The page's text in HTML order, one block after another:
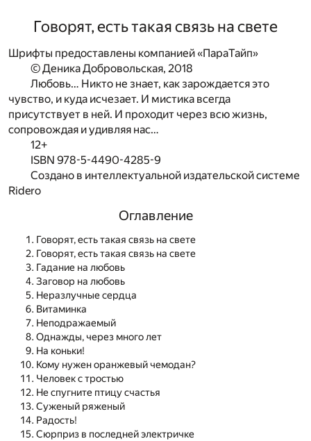
Говорят, есть такая связь на свете
Шрифты предоставлены компанией «ПараТайп»
© Деника Добровольская, 2018
Любовь… Никто не знает, как зарождается это
чувство, и куда исчезает. И мистика всегда
присутствует в ней. И проходит через всю жизнь,
сопровождая и удивляя нас…
12+
ISBN 978-5-4490-4285-9
Создано в интеллектуальной издательской системе
Ridero
Оглавление
Говорят, есть такая связь на свете
Говорят, есть такая связь на свете
Гадание на любовь
Заговор на любовь
Неразлучные сердца
Витаминка
Неподражаемый
Однажды, через много лет
На коньки!
Кому нужен оранжевый чемодан?
Человек с тростью
Не спугните птицу счастья
Суженый ряженый
Радость!
Сюрприз в последней электричке